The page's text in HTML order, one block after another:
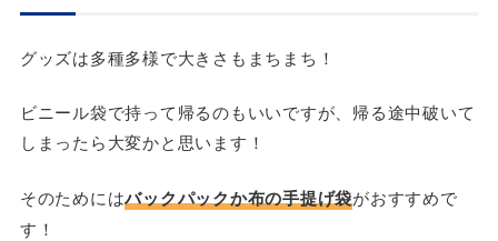
グッズは多種多様で大きさもまちまち！
ビニール袋で持って帰るのもいいですが、帰る途中破いて
しまったら大変かと思います！
そのためにはバックパックか布の手提げ袋がおすすめで
す！